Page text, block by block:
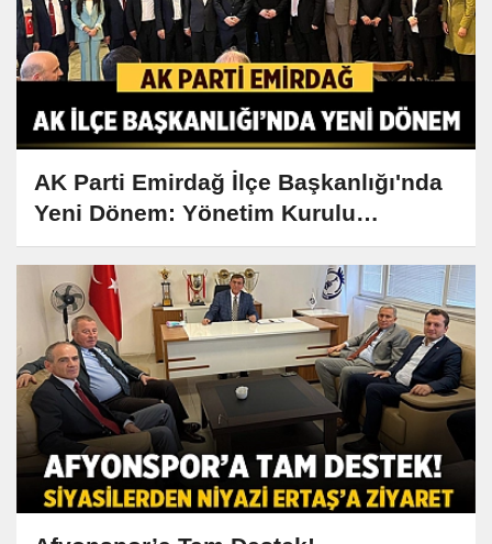
AK Parti Emirdağ İlçe Başkanlığı'nda
Yeni Dönem: Yönetim Kurulu
Açıklandı